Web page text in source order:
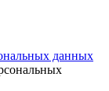
данных